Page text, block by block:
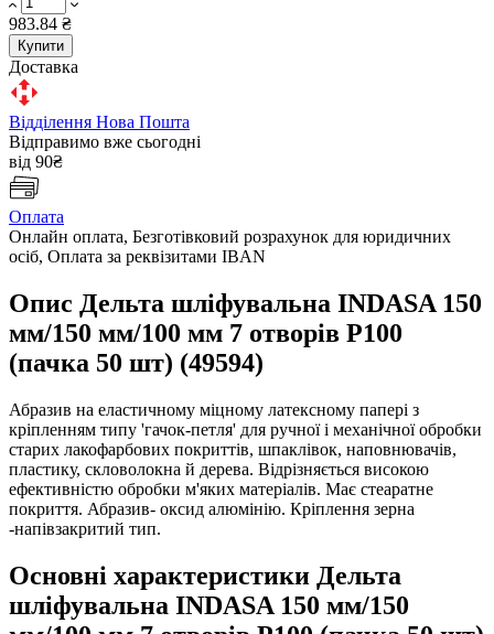
983.84 ₴
Купити
Доставка
Відділення Нова Пошта
Відправимо вже сьогодні
від 90₴
Оплата
Онлайн оплата, Безготівковий розрахунок для юридичних
осіб, Оплата за реквізитами IBAN
Опис Дельта шліфувальна INDASA 150
мм/150 мм/100 мм 7 отворів Р100
(пачка 50 шт) (49594)
Абразив на еластичному міцному латексному папері з
кріпленням типу 'гачок-петля' для ручної і механічної обробки
старих лакофарбових покриттів, шпаклівок, наповнювачів,
пластику, скловолокна й дерева. Відрізняється високою
ефективністю обробки м'яких матеріалів. Має стеаратне
покриття. Абразив- оксид алюмінію. Кріплення зерна
-напівзакритий тип.
Основні характеристики Дельта
шліфувальна INDASA 150 мм/150